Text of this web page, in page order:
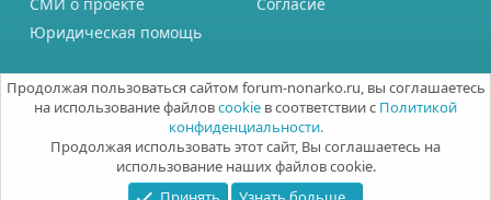
Юридическая помощь
Продолжая пользоваться сайтом forum-nonarko.ru, вы соглашаетесь
на использование файловcookie в соответствии с Политикой
конфиденциальности.
Продолжая использовать этот сайт, Вы соглашаетесь на
использование наших файлов cookie.